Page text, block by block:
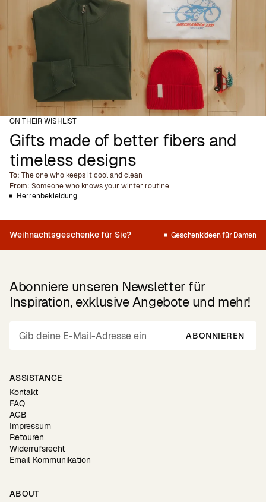
ON THEIR WISHLIST
Gifts made of better fibers and
timeless designs
To: The one who keeps it cool and clean
From: Someone who knows your winter routine
Herrenbekleidung
Weihnachtsgeschenke für Sie? Geschenkideen für Damen
Abonniere unseren Newsletter für
Inspiration, exklusive Angebote und mehr!
ABONNIEREN
ASSISTANCE
Kontakt
FAQ
AGB
Impressum
Retouren
Widerrufsrecht
Email Kommunikation
ABOUT